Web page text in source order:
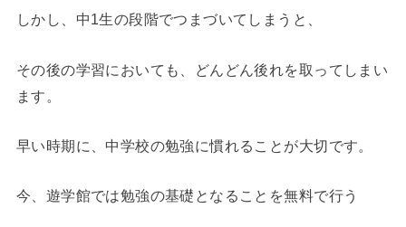
しかし、中1生の段階でつまづいてしまうと、
その後の学習においても、どんどん後れを取ってしまい
ます。
早い時期に、中学校の勉強に慣れることが大切です。
今、遊学館では勉強の基礎となることを無料で行う